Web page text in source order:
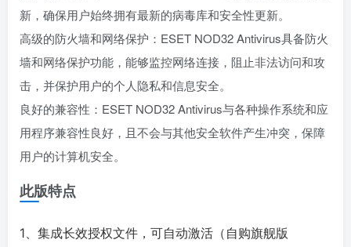
新，确保用户始终拥有最新的病毒库和安全性更新。
高级的防火墙和网络保护：ESET NOD32 Antivirus具备防火
墙和网络保护功能，能够监控网络连接，阻止非法访问和攻
击，并保护用户的个人隐私和信息安全。
良好的兼容性：ESET NOD32 Antivirus与各种操作系统和应
用程序兼容性良好，且不会与其他安全软件产生冲突，保障
用户的计算机安全。
此版特点
1、集成长效授权文件，可自动激活（自购旗舰版